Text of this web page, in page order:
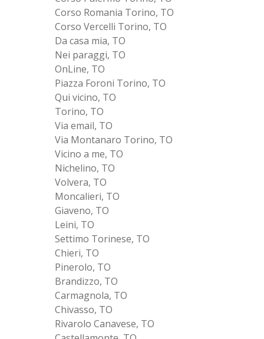
Corso Romania Torino, TO
Corso Vercelli Torino, TO
Da casa mia, TO
Nei paraggi, TO
OnLine, TO
Piazza Foroni Torino, TO
Qui vicino, TO
Torino, TO
Via email, TO
Via Montanaro Torino, TO
Vicino a me, TO
Nichelino, TO
Volvera, TO
Moncalieri, TO
Giaveno, TO
Leini, TO
Settimo Torinese, TO
Chieri, TO
Pinerolo, TO
Brandizzo, TO
Carmagnola, TO
Chivasso, TO
Rivarolo Canavese, TO